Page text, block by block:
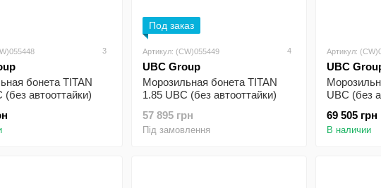
3
бонета TITAN
(без автооттайки)
Под заказ
Артикул: (CW)055449 4
UBC Group
Морозильная бонета TITAN
1.85 UBC (без автооттайки)
57 895 грн
Під замовлення
Артикул:
UBC
UBC (без
69 505 грн
В наличии